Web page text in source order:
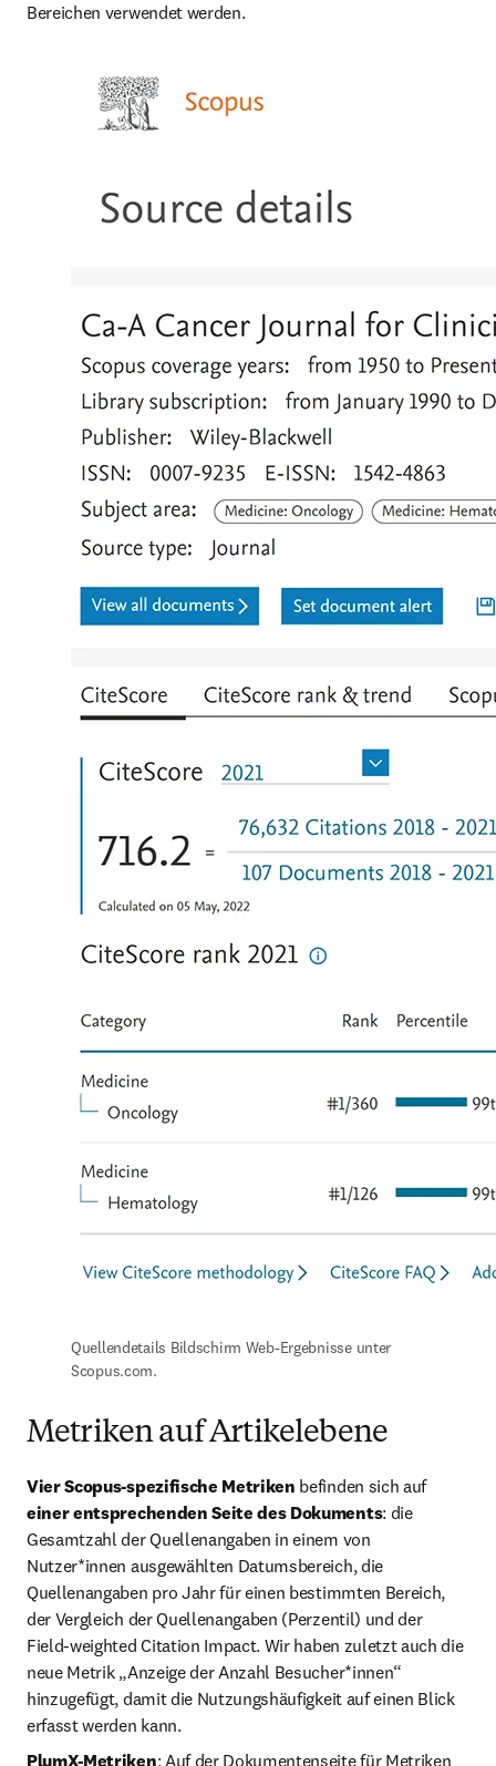
Bereichen verwendet werden.
Quellendetails Bildschirm Web-Ergebnisse unter
Scopus.com.
Metriken auf Artikelebene
Vier Scopus-spezifische Metriken
befinden sich auf
einer entsprechenden Seite des Dokuments: die
Gesamtzahl der Quellenangaben in einem von
Nutzer*innen ausgewählten Datumsbereich, die
Quellenangaben pro Jahr für einen bestimmten Bereich,
der Vergleich der Quellenangaben (Perzentil) und der
Field-weighted Citation Impact. Wir haben zuletzt auch die
neue Metrik „Anzeige der Anzahl Besucher*innen“
hinzugefügt, damit die Nutzungshäufigkeit auf einen Blick
erfasst werden kann.
PlumX-Metriken: Auf der Dokumentenseite für Metriken